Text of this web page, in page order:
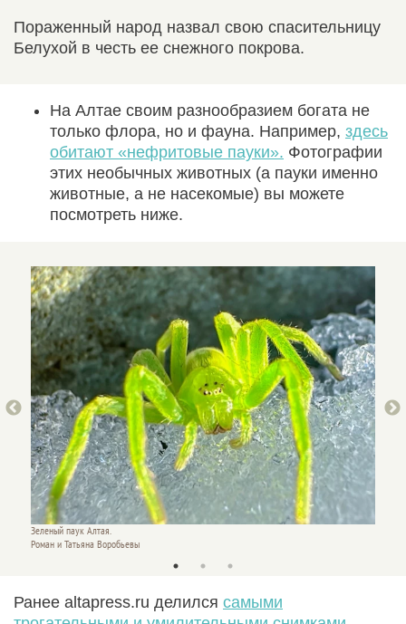
Пораженный народ назвал свою спасительницу
Белухой в честь ее снежного покрова.
На Алтае своим разнообразием богата не
только флора, но и фауна. Например, здесь
обитают «нефритовые пауки». Фотографии
этих необычных животных (а пауки именно
животные, а не насекомые) вы можете
посмотреть ниже.
Зеленый паук Алтая.
Роман и Татьяна Воробьевы
Ранее altapress.ru делился самыми